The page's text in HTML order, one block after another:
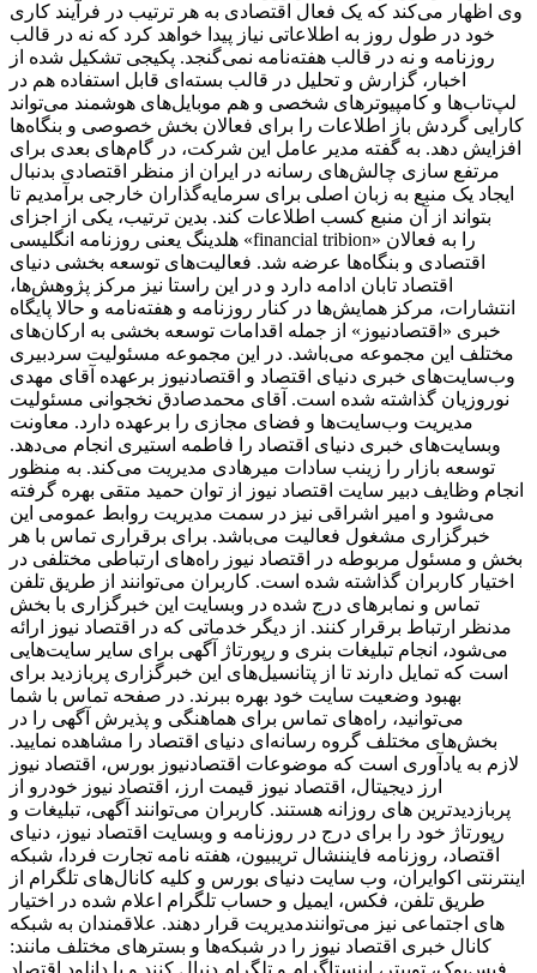
وی اظهار می‌کند که یک فعال اقتصادی به هر ترتیب در فرآیند کاری
خود در طول روز به اطلاعاتی نیاز پیدا خواهد کرد که نه در قالب
روزنامه و نه در قالب هفته‌نامه نمی‌گنجد. پکیجی تشکیل شده از
اخبار، گزارش و تحلیل در قالب بسته‌ای قابل استفاده هم در
لپ‌تاب‌ها و کامپیوترهای شخصی و هم موبایل‌های هوشمند می‌تواند
کارایی گردش باز اطلاعات را برای فعالان بخش خصوصی و بنگاه‌ها
افزایش دهد. به گفته مدیر عامل این شرکت، در گام‌های بعدی برای
مرتفع سازی چالش‌های رسانه در ایران از منظر اقتصادی بدنبال
ایجاد یک منبع به زبان اصلی برای سرمایه‌گذاران خارجی برآمدیم تا
بتواند از آن منبع کسب اطلاعات کند. بدین ترتیب، یکی از اجزای
هلدینگ یعنی روزنامه انگلیسی «financial tribion» را به فعالان
اقتصادی و بنگاه‌ها عرضه شد. فعالیت‌های توسعه بخشی دنیای
اقتصاد تابان ادامه دارد و در این راستا نیز مرکز پژوهش‌ها،
انتشارات، مرکز همایش‌ها در کنار روزنامه و هفته‌نامه و حالا پایگاه
خبری «اقتصادنیوز» از جمله اقدامات توسعه بخشی به ارکان‌های
مختلف این مجموعه می‌باشد. در این مجموعه مسئولیت سردبیری
وب‌سایت‌های خبری دنیای اقتصاد و اقتصادنیوز برعهده آقای مهدی
نوروزیان گذاشته شده است. آقای محمدصادق نخجوانی مسئولیت
مدیریت وب‌سایت‌ها و فضای مجازی را برعهده دارد. معاونت
وبسایت‌های خبری دنیای اقتصاد را فاطمه استیری انجام می‌دهد.
توسعه بازار را زینب سادات میرهادی مدیریت می‌کند. به منظور
انجام وظایف دبیر سایت اقتصاد نیوز از توان حمید متقی بهره گرفته
می‌شود و امیر اشراقی نیز در سمت مدیریت روابط عمومی این
خبرگزاری مشغول فعالیت می‌باشد. برای برقراری تماس با هر
بخش و مسئول مربوطه در اقتصاد نیوز راه‌های ارتباطی مختلفی در
اختیار کاربران گذاشته شده است. کاربران می‌توانند از طریق تلفن
تماس و نمابرهای درج شده در وبسایت این خبرگزاری با بخش
مدنظر ارتباط برقرار کنند. از دیگر خدماتی که در اقتصاد نیوز ارائه
می‌شود، انجام تبلیغات بنری و رپورتاژ آگهی برای سایر سایت‌هایی
است که تمایل دارند تا از پتانسیل‌های این خبرگزاری پربازدید برای
بهبود وضعیت سایت خود بهره ببرند. در صفحه تماس با شما
می‌توانید، راه‌های تماس برای هماهنگی و پذیرش آگهی را در
بخش‌های مختلف گروه رسانه‌ای دنیای اقتصاد را مشاهده نمایید.
لازم به یادآوری است که موضوعات اقتصادنیوز بورس، اقتصاد نیوز
ارز دیجیتال، اقتصاد نیوز قیمت ارز، اقتصاد نیوز خودرو از
پربازدیدترین های روزانه هستند. کاربران می‌توانند آگهی، تبلیغات و
رپورتاژ خود را برای درج در روزنامه و وبسایت اقتصاد نیوز، دنیای
اقتصاد، روزنامه فایننشال تریبیون، هفته نامه تجارت فردا، شبکه
اینترنتی اکوایران، وب سایت دنیای بورس و کلیه کانال‌های تلگرام از
طریق تلفن، فکس، ایمیل و حساب تلگرام اعلام شده در اختیار
مدیریت قرار دهند. علاقمندان به شبکه‎‌های اجتماعی نیز می‌توانند
کانال خبری اقتصاد نیوز را در شبکه‌ها و بسترهای مختلف مانند: